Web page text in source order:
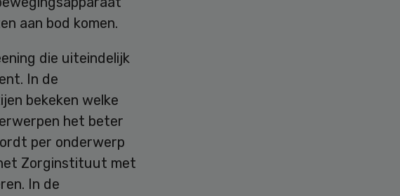
aan bod komen.
die uiteindelijk
In de
bekeken welke
het beter
per onderwerp
Zorginstituut met
In de